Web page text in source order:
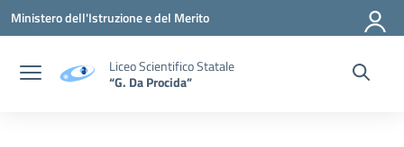
Vai ai contenuti
Vai al menu di navigazione
Vai al footer
Ministero dell'Istruzione e del Merito
Liceo Scientifico Statale
“G. Da Procida”